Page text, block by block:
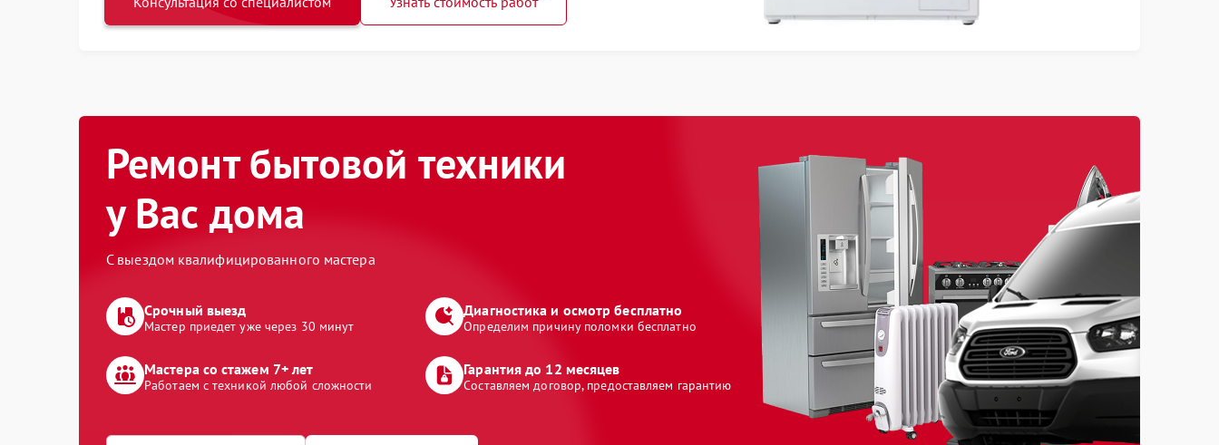
Ремонт бытовой техники
у Вас дома
С выездом квалифицированного мастера
Срочный выезд
Мастер приедет уже через 30 минут
Диагностика и осмотр бесплатно
Определим причину поломки бесплатно
Мастера со стажем 7+ лет
Работаем с техникой любой сложности
Гарантия до 12 месяцев
Составляем договор, предоставляем гарантию